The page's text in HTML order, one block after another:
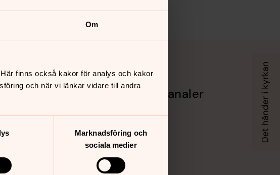
Om
finns också kakor för analys och kakor
och när vi länkar vidare till andra
Marknadsföring och
sociala medier
Sociala kanaler
Facebook
Vimeo